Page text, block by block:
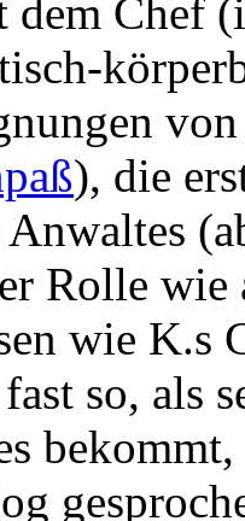
dem Chef
), die
Rolle
wie K.s
so, als